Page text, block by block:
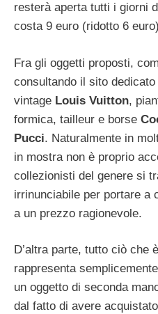
resterà aperta tutti i giorni
costa 9 euro (ridotto 6
Fra gli oggetti proposti,
consultando il sito
vintage Louis Vuitton,
formica, tailleur e borse
Pucci. Naturalmente in
in mostra non è proprio
collezionisti del genere si
irrinunciabile per portare a
a un prezzo ragionevole.
D’altra parte, tutto ciò che
rappresenta
un oggetto di seconda
dal fatto di avere